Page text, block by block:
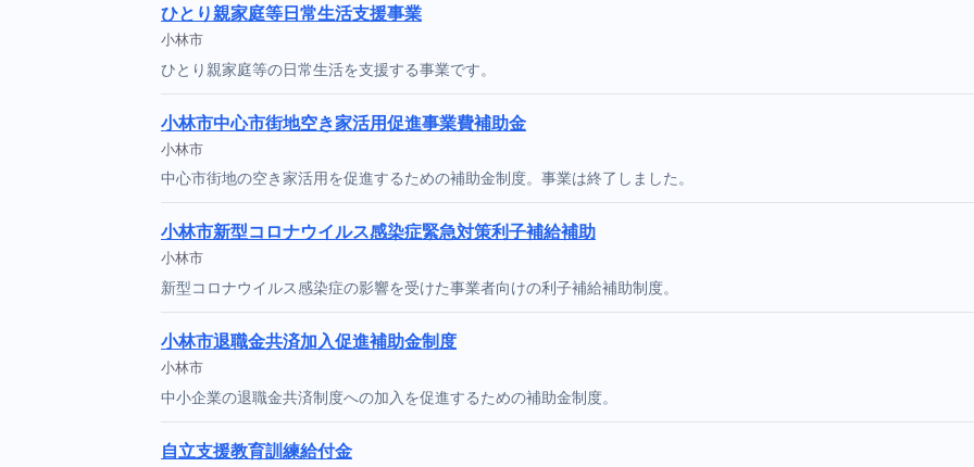
ひとり親家庭等日常生活支援事業
小林市
ひとり親家庭等の日常生活を支援する事業です。
小林市中心市街地空き家活用促進事業費補助金
小林市
中心市街地の空き家活用を促進するための補助金制度。事業は終了しました。
小林市新型コロナウイルス感染症緊急対策利子補給補助
小林市
新型コロナウイルス感染症の影響を受けた事業者向けの利子補給補助制度。
小林市退職金共済加入促進補助金制度
小林市
中小企業の退職金共済制度への加入を促進するための補助金制度。
自立支援教育訓練給付金